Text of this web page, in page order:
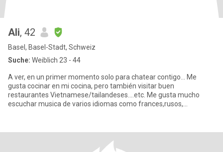
Ali, 42
Basel, Basel-Stadt, Schweiz
Suche: Weiblich 23 - 44
A ver, en un primer momento solo para chatear contigo... Me
gusta cocinar en mi cocina, pero también visitar buen
restaurantes Vietnamese/tailandeses....etc. Me gusta mucho
escuchar musica de varios idiomas como frances,rusos,